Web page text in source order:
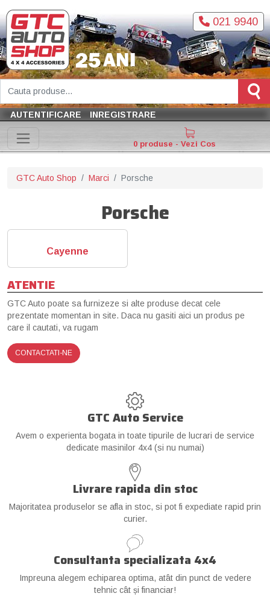
021 9940
AUTENTIFICARE INREGISTRARE
0 produse - Vezi Cos
GTC Auto Shop Marci Porsche
Porsche
Cayenne
ATENTIE
GTC Auto poate sa furnizeze si alte produse decat cele
prezentate momentan in site. Daca nu gasiti aici un produs pe
care il cautati, va rugam
CONTACTATI-NE
GTC Auto Service
Avem o experienta bogata in toate tipurile de lucrari de service
dedicate masinilor 4x4 (si nu numai)
Livrare rapida din stoc
Majoritatea produselor se afla in stoc, si pot fi expediate rapid prin
curier.
Consultanta specializata 4x4
Impreuna alegem echiparea optima, atât din punct de vedere
tehnic cât și financiar!